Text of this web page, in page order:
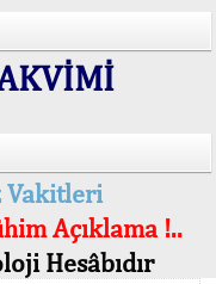
Vakitleri
Açıklama !..
Hesâbıdır